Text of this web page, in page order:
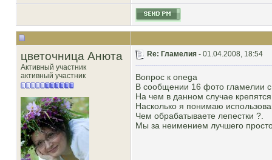
цветочница Анюта
Активный участник
активный участник
Re: Гламелия - 01.04.2008, 18:54
Вопрос к onega
В сообщении 16 фото гламелии
На чем в данном случае
Насколько я понимаю
Чем обрабатываете лепестки ?.
Мы за неимением лучшего